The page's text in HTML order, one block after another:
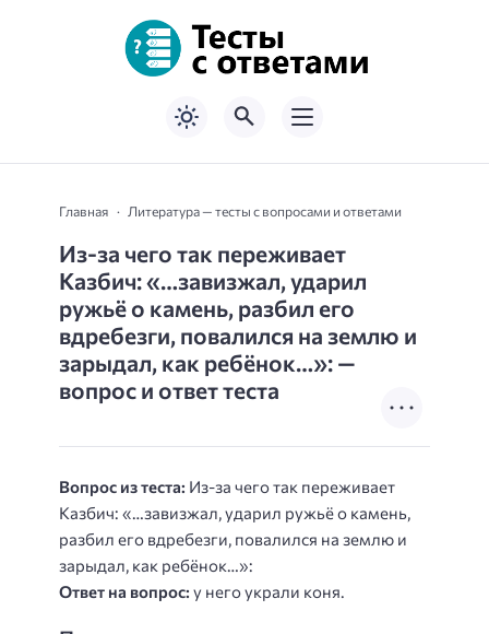
Главная Литература — тесты с вопросами и ответами
Из-за чего так переживает
Казбич: «…завизжал, ударил
ружьё о камень, разбил его
вдребезги, повалился на землю и
зарыдал, как ребёнок…»: —
вопрос и ответ теста
Вопрос из теста: Из-за чего так переживает
Казбич: «…завизжал, ударил ружьё о камень,
разбил его вдребезги, повалился на землю и
зарыдал, как ребёнок…»:
Ответ на вопрос: у него украли коня.